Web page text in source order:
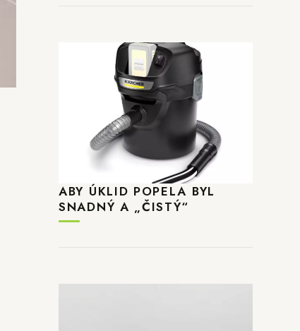
ABY ÚKLID POPELA BYL
SNADNÝ A „ČISTÝ“